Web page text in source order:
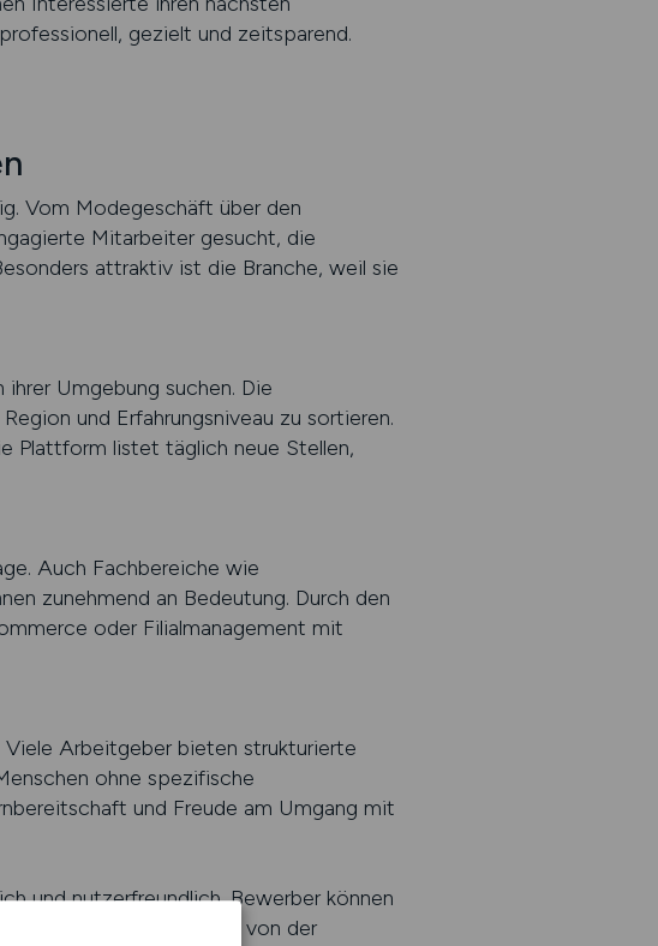
gezielt und zeitsparend.
Vom Modegeschäft über den
Mitarbeiter gesucht, die
attraktiv ist die Branche, weil sie
Umgebung suchen. Die
und Erfahrungsniveau zu sortieren.
Plattform listet täglich neue Stellen,
Auch Fachbereiche wie
zunehmend an Bedeutung. Durch den
oder Filialmanagement mit
Viele Arbeitgeber bieten strukturierte
ohne spezifische
und Freude am Umgang mit
und nutzerfreundlich. Bewerber können
effizient gestalten – von der